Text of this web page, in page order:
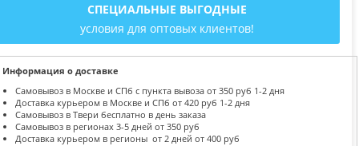
СПЕЦИАЛЬНЫЕ ВЫГОДНЫЕ
условия для оптовых клиентов!
Информация о доставке
Самовывоз в Москве и СПб с пункта вывоза от 350 руб 1-2 дня
Доставка курьером в Москве и СПб от 420 руб 1-2 дня
Самовывоз в Твери бесплатно в день заказа
Самовывоз в регионах 3-5 дней от 350 руб
Доставка курьером в регионы от 2 дней от 400 руб